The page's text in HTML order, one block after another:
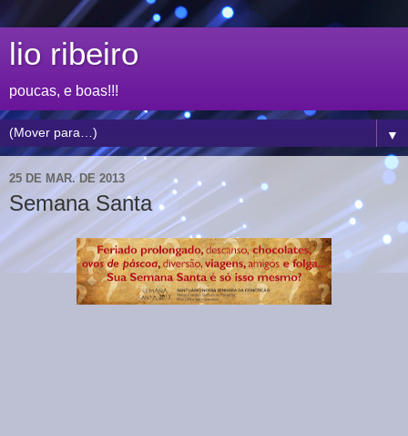
lio ribeiro
poucas, e boas!!!
▼
25 DE MAR. DE 2013
Semana Santa